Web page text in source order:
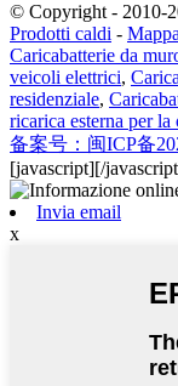
© Copyright - 2010-
Prodotti caldi -
Caricabatterie da
veicoli elettrici,
residenziale,
ricarica esterna per la
备案号：闽ICP备
[javascript][/
Invia email
x